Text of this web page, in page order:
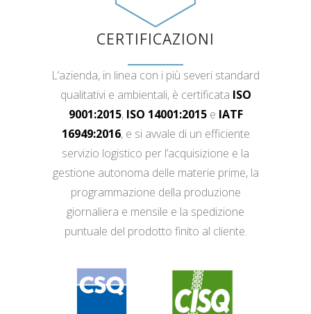
CERTIFICAZIONI
L’azienda, in linea con i più severi standard
qualitativi e ambientali, è certificata ISO
9001:2015, ISO 14001:2015e IATF
16949:2016, e si avvale di un efficiente
servizio logistico per l’acquisizione e la
gestione autonoma delle materie prime, la
programmazione della produzione
giornaliera e mensile e la spedizione
puntuale del prodotto finito al cliente.